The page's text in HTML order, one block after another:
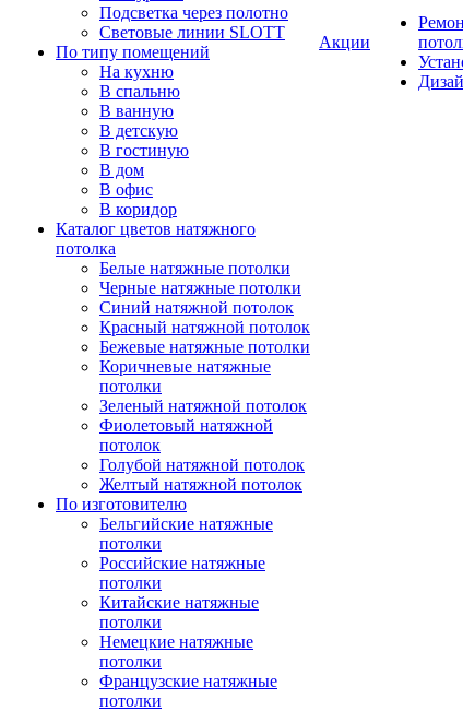
Подсветка через полотно
Световые линии SLOTT
По типу помещений
На кухню
В спальню
В ванную
В детскую
В гостиную
В дом
В офис
В коридор
Каталог цветов натяжного
потолка
Белые натяжные потолки
Черные натяжные потолки
Синий натяжной потолок
Красный натяжной потолок
Бежевые натяжные потолки
Коричневые натяжные
потолки
Зеленый натяжной потолок
Фиолетовый натяжной
потолок
Голубой натяжной потолок
Желтый натяжной потолок
По изготовителю
Бельгийские натяжные
потолки
Российские натяжные
потолки
Китайские натяжные
потолки
Немецкие натяжные
потолки
Французские натяжные
потолки
Акции